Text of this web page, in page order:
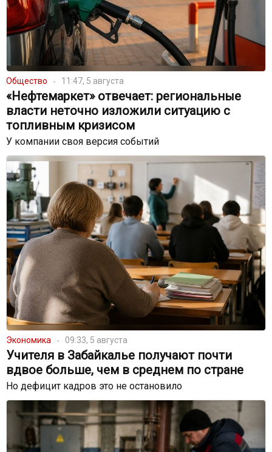
Общество 11:47, 5 августа
«Нефтемаркет» отвечает: региональные
власти неточно изложили ситуацию с
топливным кризисом
У компании своя версия событий
Экономика 09:33, 5 августа
Учителя в Забайкалье получают почти
вдвое больше, чем в среднем по стране
Но дефицит кадров это не остановило